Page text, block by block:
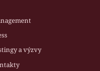
a výzvy